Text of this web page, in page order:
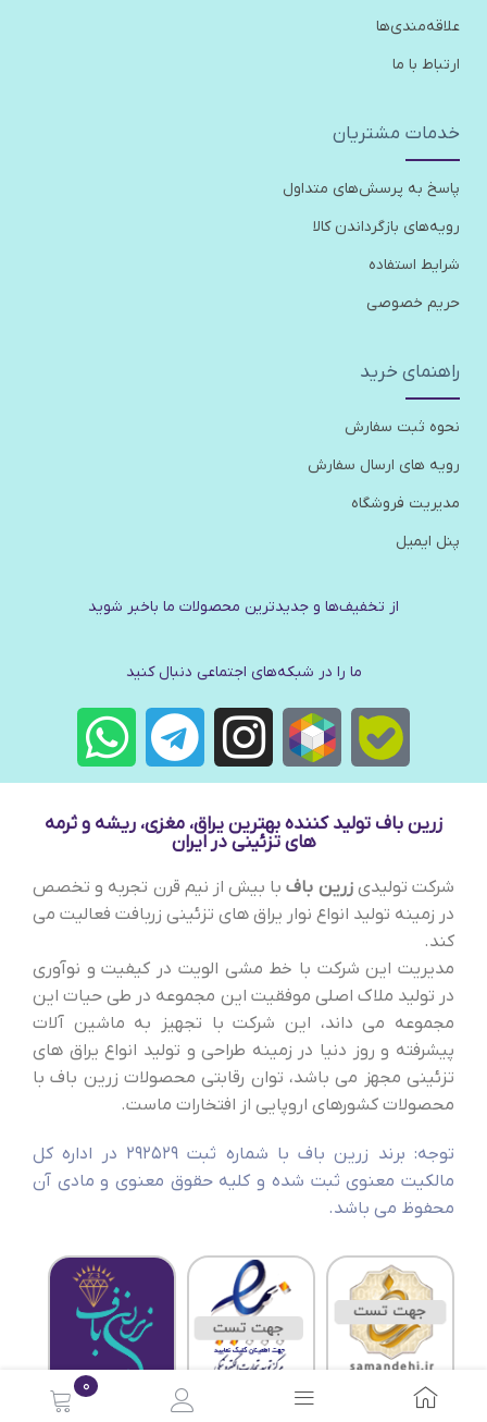
علاقه‌مندی‌ها
ارتباط با ما
خدمات مشتریان
پاسخ به پرسش‌های متداول
رویه‌های بازگرداندن کالا
شرایط استفاده
حریم خصوصی
راهنمای خرید
نحوه ثبت سفارش
رویه های ارسال سفارش
مدیریت فروشگاه
پنل ایمیل
از تخفیف‌ها و جدیدترین‌ محصولات ما باخبر شوید
ما را در شبکه‌های اجتماعی دنبال کنید
زرین باف تولید کننده بهترین یراق، مغزی، ریشه و ثرمه
های تزئینی در ایران
شرکت تولیدیزرین بافبا بیش از نیم قرن تجربه و تخصص
در زمینه تولید انواع نوار یراق های تزئینی زربافت فعالیت می
کند.
مدیریت این شرکت با خط مشی الویت در کیفیت و نوآوری
در تولید ملاک اصلی موفقیت این مجموعه در طی حیات این
مجموعه می داند، این شرکت با تجهیز به ماشین آلات
پیشرفته و روز دنیا در زمینه طراحی و تولید انواع یراق های
تزئینی مجهز می باشد، توان رقابتی محصولات زرین باف با
محصولات کشورهای اروپایی از افتخارات ماست.
توجه: برند زرین باف با شماره ثبت 292529 در اداره کل
مالکیت معنوی ثبت شده و کلیه حقوق معنوی و مادی آن
محفوظ می باشد.
0